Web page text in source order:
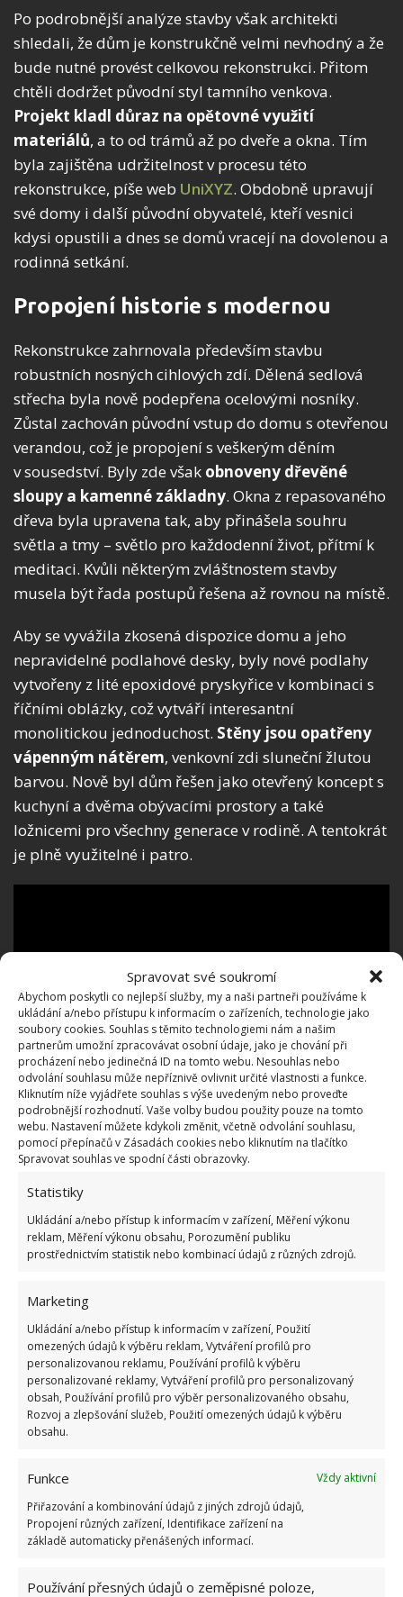
Spravovat své soukromí
Abychom poskytli co nejlepší služby, my a naši partneři používáme k
ukládání a/nebo přístupu k informacím o zařízeních, technologie jako
soubory cookies. Souhlas s těmito technologiemi nám a našim
partnerům umožní zpracovávat osobní údaje, jako je chování při
procházení nebo jedinečná ID na tomto webu. Nesouhlas nebo
odvolání souhlasu může nepříznivě ovlivnit určité vlastnosti a funkce.
Kliknutím níže vyjádřete souhlas s výše uvedeným nebo proveďte
podrobnější rozhodnutí. Vaše volby budou použity pouze na tomto
webu. Nastavení můžete kdykoli změnit, včetně odvolání souhlasu,
pomocí přepínačů v Zásadách cookies nebo kliknutím na tlačítko
Spravovat souhlas ve spodní části obrazovky.
Statistiky
Ukládání a/nebo přístup k informacím v zařízení, Měření výkonu
reklam, Měření výkonu obsahu, Porozumění publiku
prostřednictvím statistik nebo kombinací údajů z různých zdrojů.
Marketing
Ukládání a/nebo přístup k informacím v zařízení, Použití
omezených údajů k výběru reklam, Vytváření profilů pro
personalizovanou reklamu, Používání profilů k výběru
personalizované reklamy, Vytváření profilů pro personalizovaný
obsah, Používání profilů pro výběr personalizovaného obsahu,
Rozvoj a zlepšování služeb, Použití omezených údajů k výběru
obsahu.
Funkce
Vždy aktivní
Přiřazování a kombinování údajů z jiných zdrojů údajů,
Propojení různých zařízení, Identifikace zařízení na
základě automaticky přenášených informací.
Používání přesných údajů o zeměpisné poloze,
Po podrobnější analýze stavby však architekti
shledali, že dům je konstrukčně velmi nevhodný a že
bude nutné provést celkovou rekonstrukci. Přitom
chtěli dodržet původní styl tamního venkova.
Projekt kladl důraz na opětovné využití
materiálů, a to od trámů až po dveře a okna. Tím
byla zajištěna udržitelnost v procesu této
rekonstrukce, píše web UniXYZ. Obdobně upravují
své domy i další původní obyvatelé, kteří vesnici
kdysi opustili a dnes se domů vracejí na dovolenou a
rodinná setkání.
Propojení historie s modernou
Rekonstrukce zahrnovala především stavbu
robustních nosných cihlových zdí. Dělená sedlová
střecha byla nově podepřena ocelovými nosníky.
Zůstal zachován původní vstup do domu s otevřenou
verandou, což je propojení s veškerým děním
v sousedství. Byly zde však obnoveny dřevěné
sloupy a kamenné základny. Okna z repasovaného
dřeva byla upravena tak, aby přinášela souhru
světla a tmy – světlo pro každodenní život, přítmí k
meditaci. Kvůli některým zvláštnostem stavby
musela být řada postupů řešena až rovnou na místě.
Aby se vyvážila zkosená dispozice domu a jeho
nepravidelné podlahové desky, byly nové podlahy
vytvořeny z lité epoxidové pryskyřice v kombinaci s
říčními oblázky, což vytváří interesantní
monolitickou jednoduchost. Stěny jsou opatřeny
vápenným nátěrem, venkovní zdi sluneční žlutou
barvou. Nově byl dům řešen jako otevřený koncept s
kuchyní a dvěma obývacími prostory a také
ložnicemi pro všechny generace v rodině. A tentokrát
je plně využitelné i patro.
Venkovský dům v Indii se změnil od základů, a
Zrekonstruovaný dům
rodinná setkávání a pro pobyt, když se někdo
z rodiny rozhodne navštívit rodnou ves. Na
BydlímeÚtulně jsme vám představili také průběh
náročnérekonstrukce domu ve Francii, která
nakonec dopadla na výbornou.